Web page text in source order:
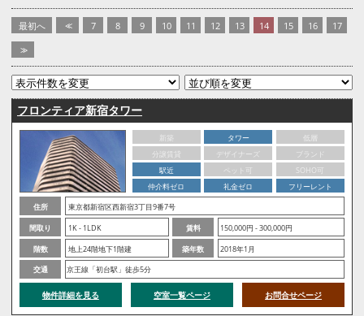
最初へ << 7 8 9 10 11 12 13 14 15 16
17
>>
フロンティア新宿タワー
新築 タワー
低層
分譲賃貸
デザイナーズ
ブランド
駅近
ペット可
SOHO可
仲介料ゼロ
礼金ゼロ
フリーレント
住所
東京都新宿区西新宿3丁目9番7号
間取り
1K - 1LDK 賃料
150,000円 - 300,000円
階数
地上24階地下1階建 築年数
2018年1月
交通
京王線「初台駅」徒歩5分
物件詳細を見る 空室一覧ページ お問合せページ